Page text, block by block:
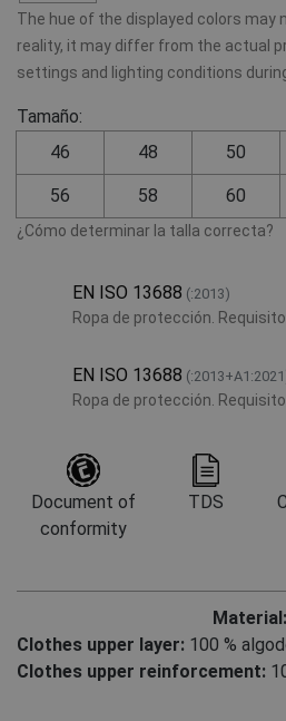
The hue of the displayed colors may
reality, it may differ from the actual
settings and lighting conditions
Tamaño:
46
48 50
56 58 60
¿Cómo determinar la talla correcta?
EN ISO 13688 (:2013)
Ropa de protección.
EN ISO 13688
Ropa de protección.
Document of
conformity
TDS
Material:
Clothes upper layer: 100 %
Clothes upper reinforcement: